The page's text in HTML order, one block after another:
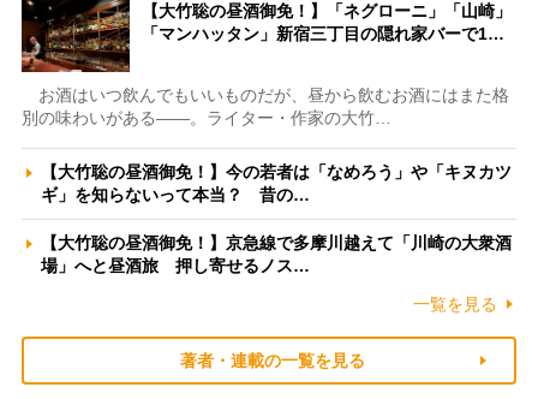
【大竹聡の昼酒御免！】「ネグローニ」「山崎」
「マンハッタン」新宿三丁目の隠れ家バーで1…
お酒はいつ飲んでもいいものだが、昼から飲むお酒にはまた格
別の味わいがある――。ライター・作家の大竹…
【大竹聡の昼酒御免！】今の若者は「なめろう」や「キヌカツ
ギ」を知らないって本当？ 昔の…
【大竹聡の昼酒御免！】京急線で多摩川越えて「川崎の大衆酒
場」へと昼酒旅 押し寄せるノス…
一覧を見る
著者・連載の一覧を見る